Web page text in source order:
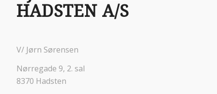
HADSTEN A/S
V/ Jørn Sørensen
Nørregade 9, 2. sal
8370 Hadsten